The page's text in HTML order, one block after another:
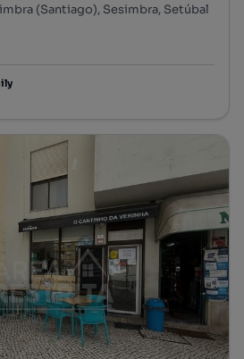
(Santiago), Sesimbra, Setúbal